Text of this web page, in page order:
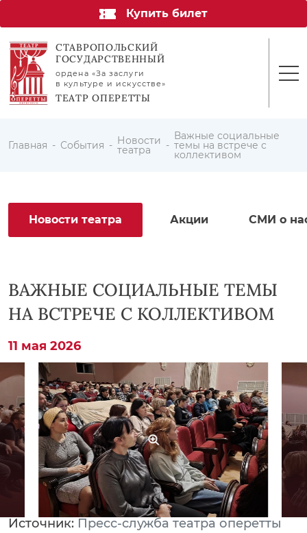
Купить билет
СТАВРОПОЛЬСКИЙ
ГОСУДАРСТВЕННЫЙ
ордена «За заслуги
в культуре и искусстве»
ТЕАТР ОПЕРЕТТЫ
Главная События Новости
театра
Важные социальные
темы на встрече с
коллективом
Новости театра Акции СМИ о
ВАЖНЫЕ СОЦИАЛЬНЫЕ ТЕМЫ
НА ВСТРЕЧЕ С КОЛЛЕКТИВОМ
11 мая 2026
Источник: Пресс-служба театра оперетты